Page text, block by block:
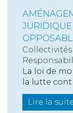
Collectivités
La loi de
la lutte
Lire la